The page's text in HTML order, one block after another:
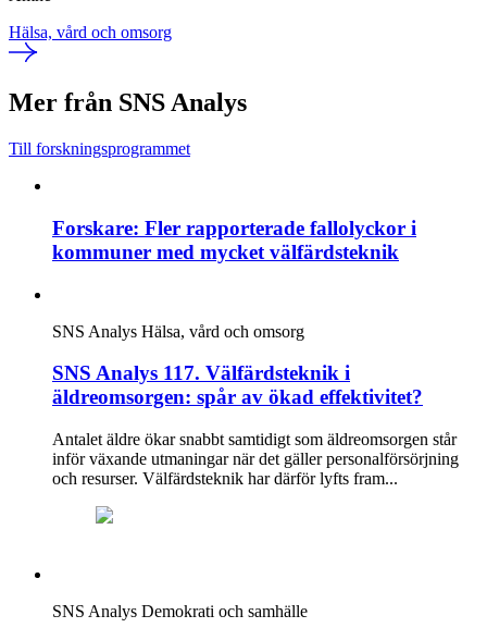
Hälsa, vård och omsorg
Mer från SNS Analys
Till forskningsprogrammet
Forskare: Fler rapporterade fallolyckor i
kommuner med mycket välfärdsteknik
SNS Analys Hälsa, vård och omsorg
SNS Analys 117. Välfärdsteknik i
äldreomsorgen: spår av ökad effektivitet?
Antalet äldre ökar snabbt samtidigt som äldreomsorgen står
inför växande utmaningar när det gäller personalförsörjning
och resurser. Välfärdsteknik har därför lyfts fram...
SNS Analys Demokrati och samhälle